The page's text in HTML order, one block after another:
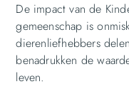
De impact van de
gemeenschap is
dierenliefhebbers
benadrukken de
leven.